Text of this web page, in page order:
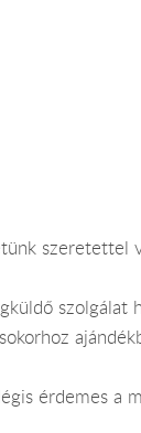
érdemes a